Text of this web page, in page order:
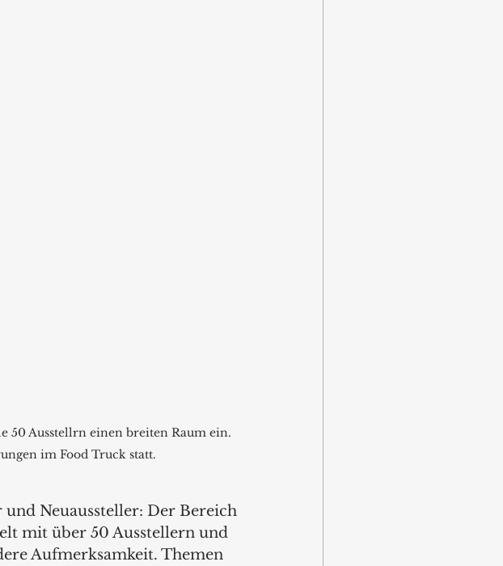
50 Ausstellrn einen breiten Raum ein.
im Food Truck statt.
Neuaussteller: Der Bereich
mit über 50 Ausstellern und
Aufmerksamkeit. Themen